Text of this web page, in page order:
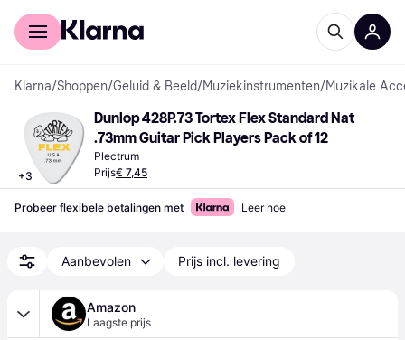
Voor shoppers
Klarna/Shoppen/Geluid & Beeld/Muziekinstrumenten/Muzikale
+3
Dunlop 428P.73 Tortex Flex Standard Nat
.73mm Guitar Pick Players Pack of 12
Plectrum
Prijs€ 7,45
Probeer flexibele betalingen met Leer hoe
Aanbevolen Prijs incl. levering
Amazon
Laagste prijs